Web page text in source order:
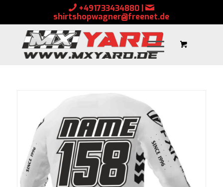
+491733434880|
shirtshopwagner@freenet.de